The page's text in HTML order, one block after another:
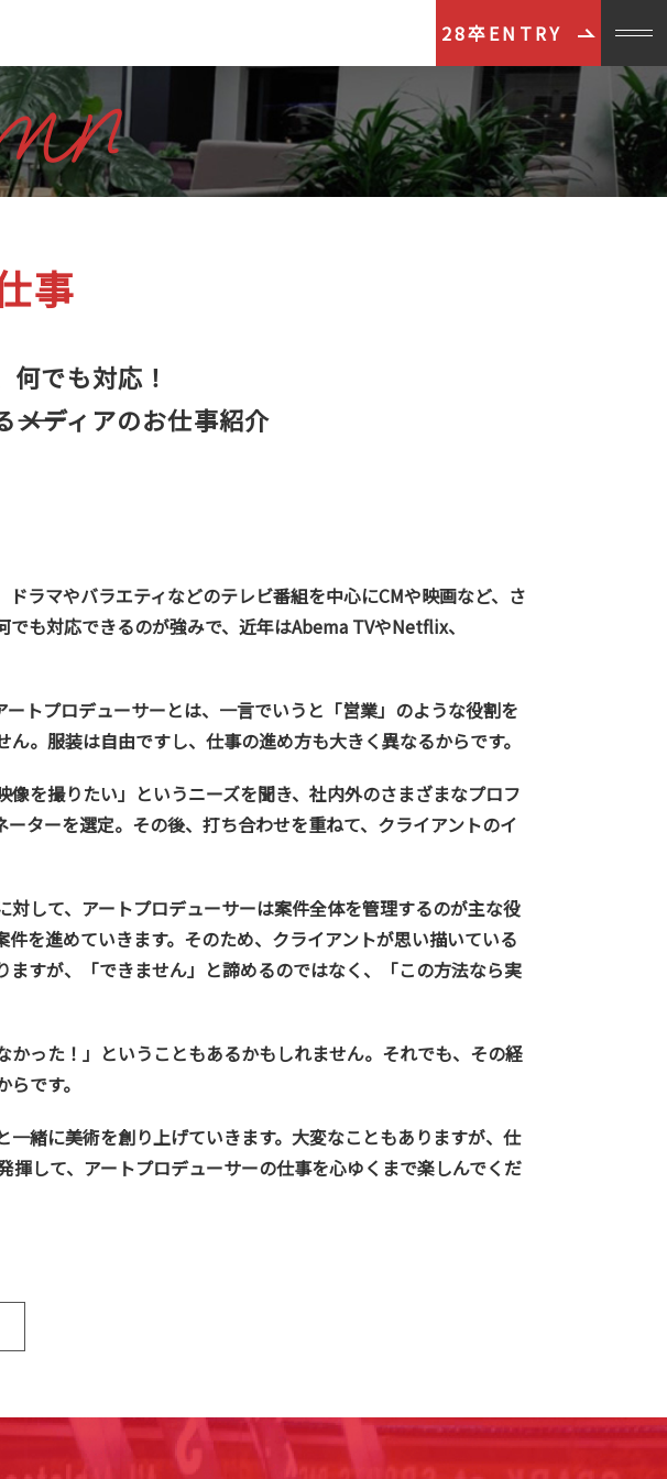
28卒ENTRY
事
何でも対応！
メディアのお仕事紹介
ラマやバラエティなどのテレビ番組を中心にCMや映画など、さ
も対応できるのが強みで、近年はAbema TVやNetflix、
トプロデューサーとは、一言でいうと「営業」のような役割を
。服装は自由ですし、仕事の進め方も大きく異なるからです。
を撮りたい」というニーズを聞き、社内外のさまざまなプロフ
ターを選定。その後、打ち合わせを重ねて、クライアントのイ
して、アートプロデューサーは案件全体を管理するのが主な役
を進めていきます。そのため、クライアントが思い描いている
ますが、「できません」と諦めるのではなく、「この方法なら実
った！」ということもあるかもしれません。それでも、その経
です。
緒に美術を創り上げていきます。大変なこともありますが、仕
して、アートプロデューサーの仕事を心ゆくまで楽しんでくだ